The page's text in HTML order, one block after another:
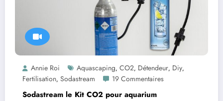
Annie Roi Aquascaping, CO2, Détendeur, Diy,
Fertilisation, Sodastream 19 Commentaires
Sodastream le Kit CO2 pour aquarium